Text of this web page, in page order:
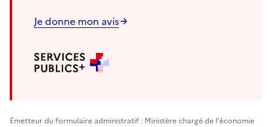
Je donne mon avis
Émetteur du formulaire administratif : Ministère chargé de l'économie